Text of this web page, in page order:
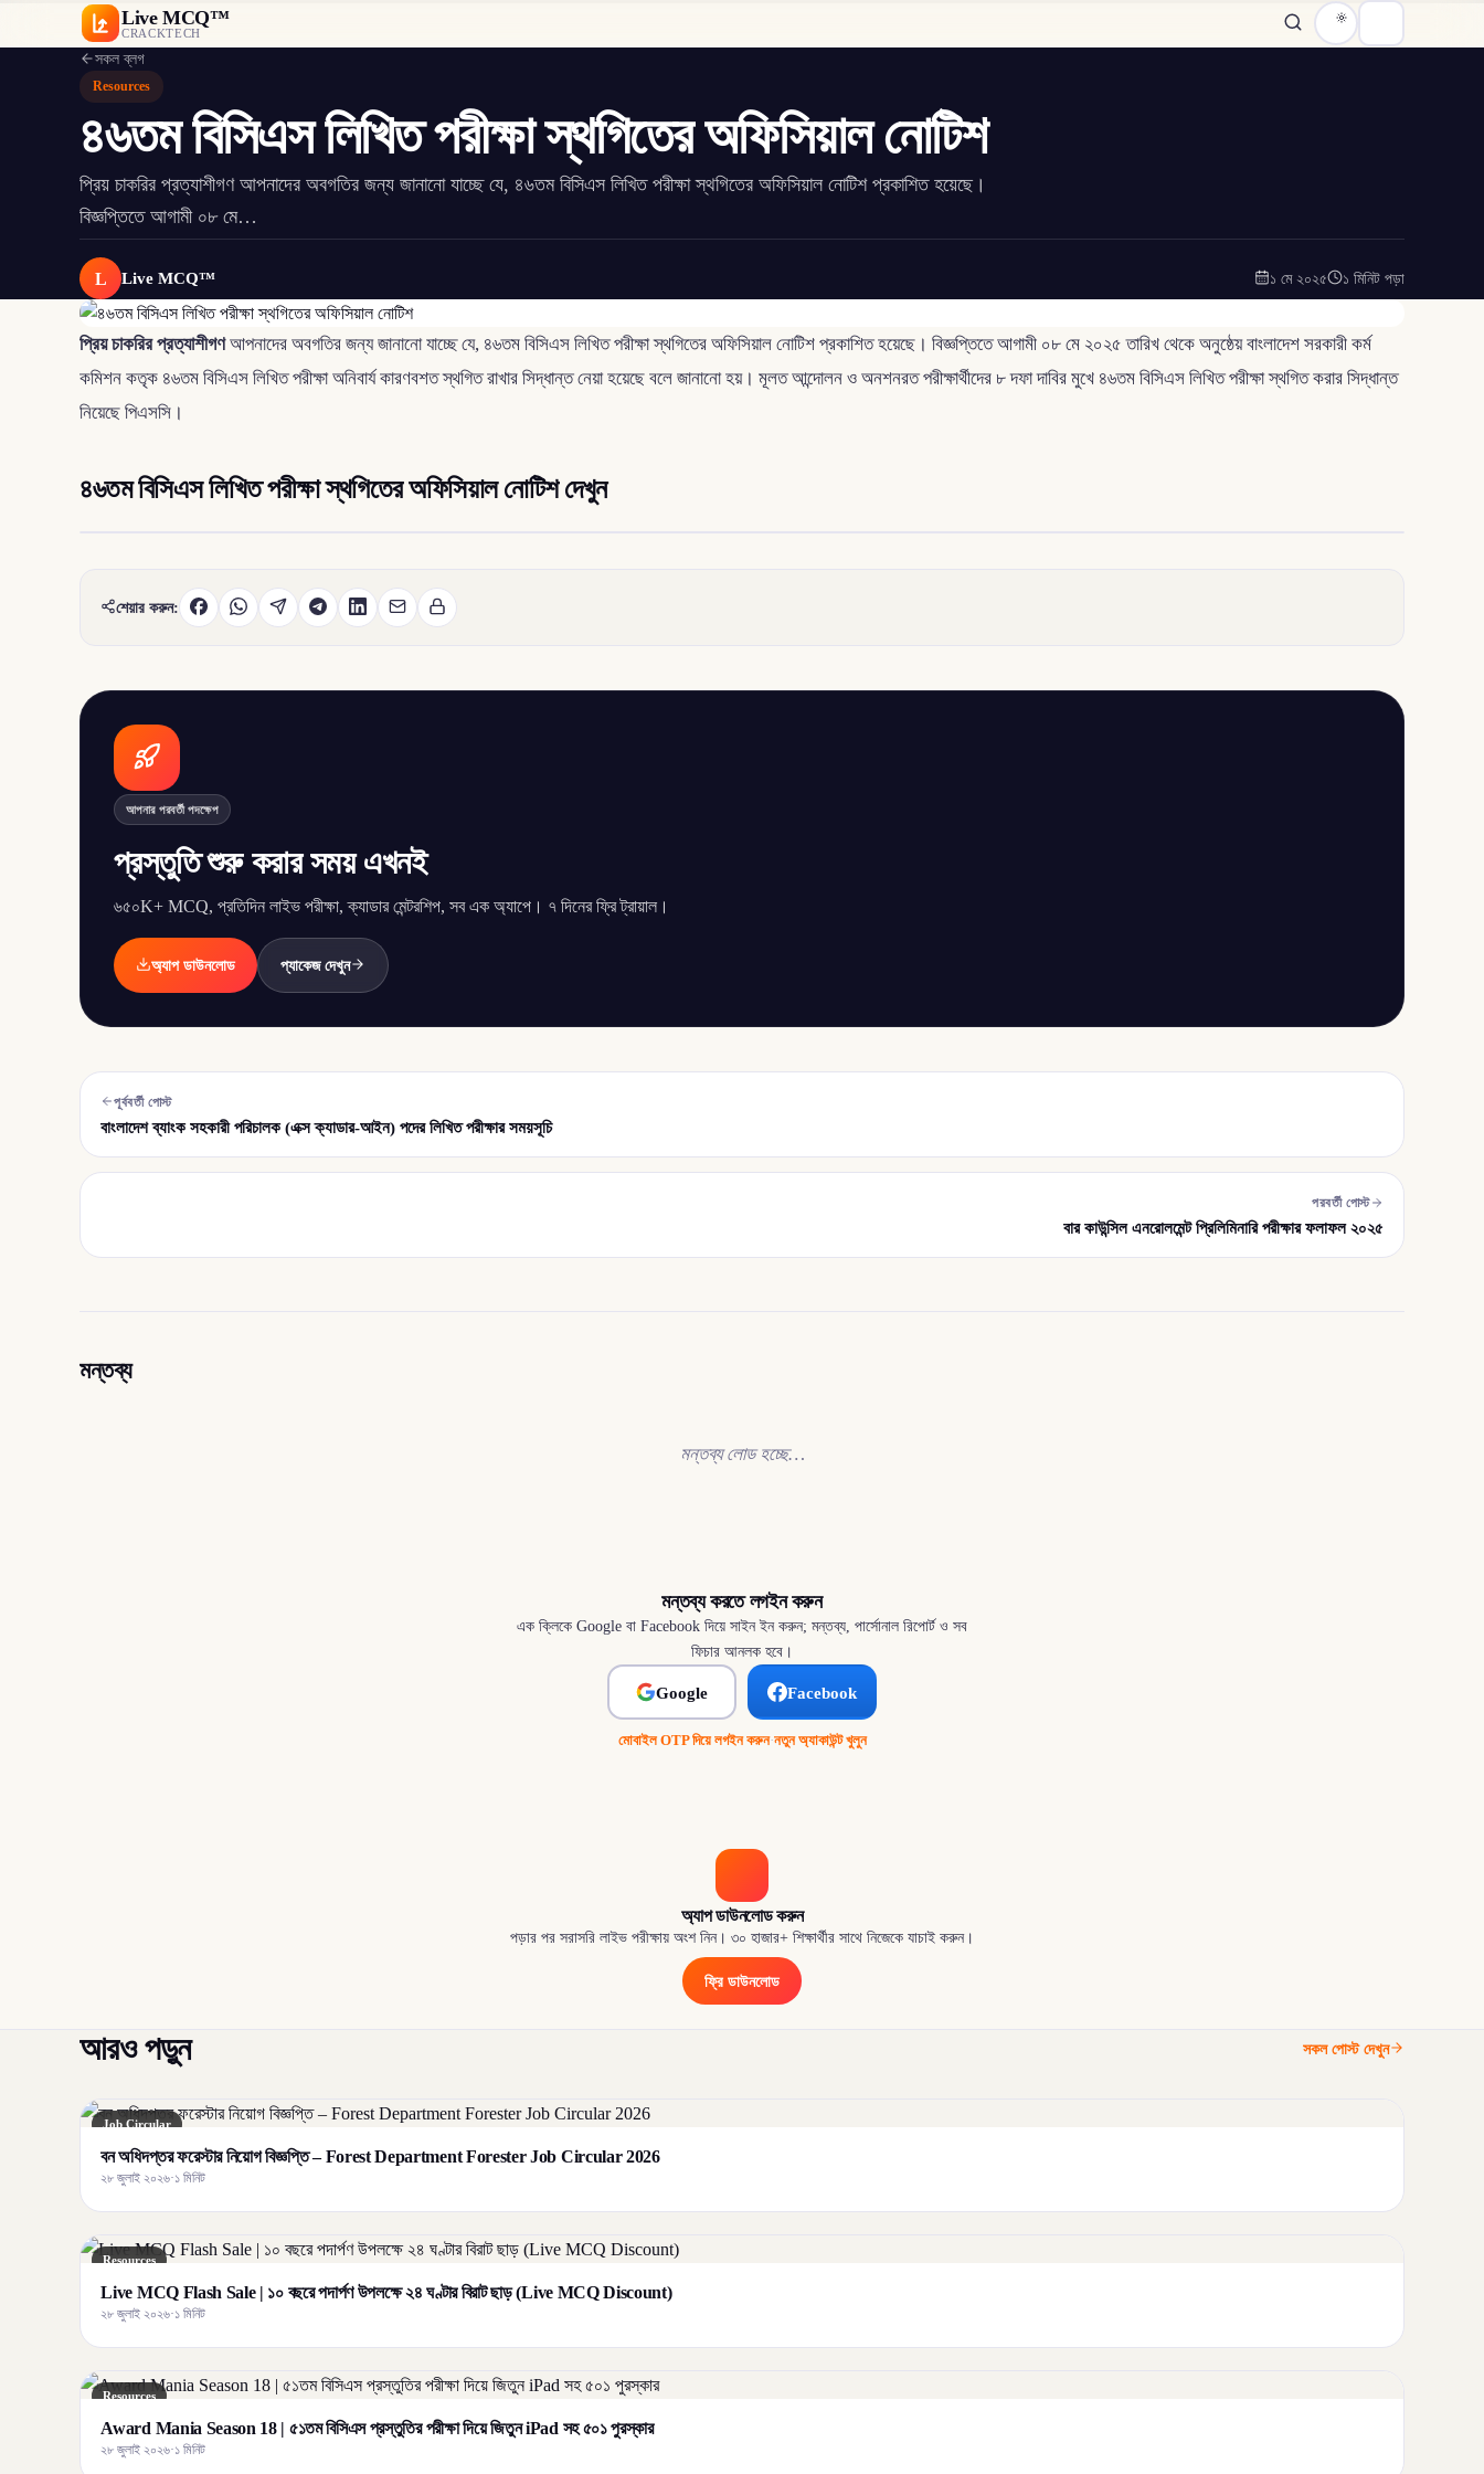
Live MCQ™
CRACKTECH
সকল ব্লগ
Resources
৪৬তম বিসিএস লিখিত পরীক্ষা স্থগিতের অফিসিয়াল নোটিশ
প্রিয় চাকরির প্রত্যাশীগণ আপনাদের অবগতির জন্য জানানো যাচ্ছে যে, ৪৬তম বিসিএস লিখিত পরীক্ষা স্থগিতের অফিসিয়াল নোটিশ প্রকাশিত হয়েছে।
বিজ্ঞপ্তিতে আগামী ০৮ মে…
L Live MCQ™ ১ মে ২০২৫ ১ মিনিট পড়া
প্রিয় চাকরির প্রত্যাশীগণআপনাদের অবগতির জন্য জানানো যাচ্ছে যে, ৪৬তম বিসিএস লিখিত পরীক্ষা স্থগিতের অফিসিয়াল নোটিশ প্রকাশিত হয়েছে। বিজ্ঞপ্তিতে আগামী ০৮ মে ২০২৫ তারিখ থেকে অনুষ্ঠেয় বাংলাদেশ সরকারী কর্ম
কমিশন কতৃক ৪৬তম বিসিএস লিখিত পরীক্ষা অনিবার্য কারণবশত স্থগিত রাখার সিদ্ধান্ত নেয়া হয়েছে বলে জানানো হয়। মূলত আন্দোলন ও অনশনরত পরীক্ষার্থীদের ৮ দফা দাবির মুখে ৪৬তম বিসিএস লিখিত পরীক্ষা স্থগিত করার সিদ্ধান্ত
নিয়েছে পিএসসি।
৪৬তম বিসিএস লিখিত পরীক্ষা স্থগিতের অফিসিয়াল নোটিশ দেখুন
শেয়ার করুন:
আপনার পরবর্তী পদক্ষেপ
প্রস্তুতি শুরু করার সময় এখনই
৬৫০K+ MCQ, প্রতিদিন লাইভ পরীক্ষা, ক্যাডার মেন্টরশিপ, সব এক অ্যাপে। ৭ দিনের ফ্রি ট্রায়াল।
অ্যাপ ডাউনলোড প্যাকেজ দেখুন
পূর্ববর্তী পোস্ট
বাংলাদেশ ব্যাংক সহকারী পরিচালক (এক্স ক্যাডার-আইন) পদের লিখিত পরীক্ষার সময়সূচি
পরবর্তী পোস্ট
বার কাউন্সিল এনরোলমেন্ট প্রিলিমিনারি পরীক্ষার ফলাফল ২০২৫
মন্তব্য
মন্তব্য লোড হচ্ছে…
মন্তব্য করতে লগইন করুন
এক ক্লিকে Google বা Facebook দিয়ে সাইন ইন করুন; মন্তব্য, পার্সোনাল রিপোর্ট ও সব
ফিচার আনলক হবে।
Google Facebook
মোবাইল OTP দিয়ে লগইন করুন·নতুন অ্যাকাউন্ট খুলুন
অ্যাপ ডাউনলোড করুন
পড়ার পর সরাসরি লাইভ পরীক্ষায় অংশ নিন। ৩০ হাজার+ শিক্ষার্থীর সাথে নিজেকে যাচাই করুন।
ফ্রি ডাউনলোড
আরও পড়ুন সকল পোস্ট দেখুন
Job Circular
বন অধিদপ্তর ফরেস্টার নিয়োগ বিজ্ঞপ্তি – Forest Department Forester Job Circular 2026
২৮ জুলাই ২০২৬·১ মিনিট
Resources
Live MCQ Flash Sale | ১০ বছরে পদার্পণ উপলক্ষে ২৪ ঘণ্টার বিরাট ছাড় (Live MCQ Discount)
২৮ জুলাই ২০২৬·১ মিনিট
Resources
Award Mania Season 18 | ৫১তম বিসিএস প্রস্তুতির পরীক্ষা দিয়ে জিতুন iPad সহ ৫০১ পুরস্কার
২৮ জুলাই ২০২৬·১ মিনিট